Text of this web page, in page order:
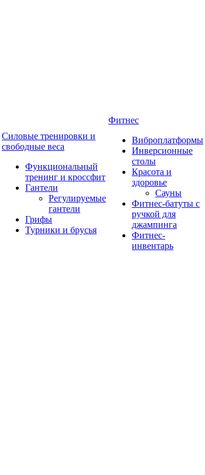
Силовые тренировки и
свободные веса
Функциональный
тренинг и кроссфит
Гантели
Регулируемые
гантели
Грифы
Турники и брусья
Фитнес
Виброплатформы
Инверсионные
столы
Красота и
здоровье
Сауны
Фитнес-батуты с
ручкой для
джампинга
Фитнес-
инвентарь